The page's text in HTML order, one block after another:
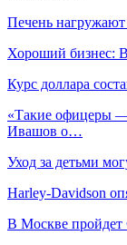
Печень
Хороший бизнес:
Курс доллара
«Такие офицеры —
Ивашов о…
Уход за детьми
Harley-Davidson
В Москве пройдет